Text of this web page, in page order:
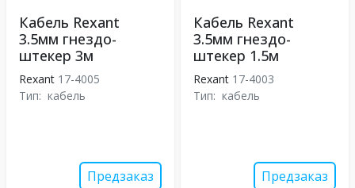
Кабель Rexant
3.5мм гнездо-
штекер 3м
Rexant 17-4005
Тип: кабель
Предзаказ
Кабель Rexant
3.5мм гнездо-
штекер 1.5м
Rexant 17-4003
Тип: кабель
Предзаказ